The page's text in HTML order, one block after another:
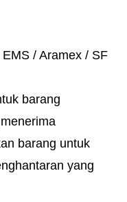
/ Aramex / SF
barang
barang untuk
yang